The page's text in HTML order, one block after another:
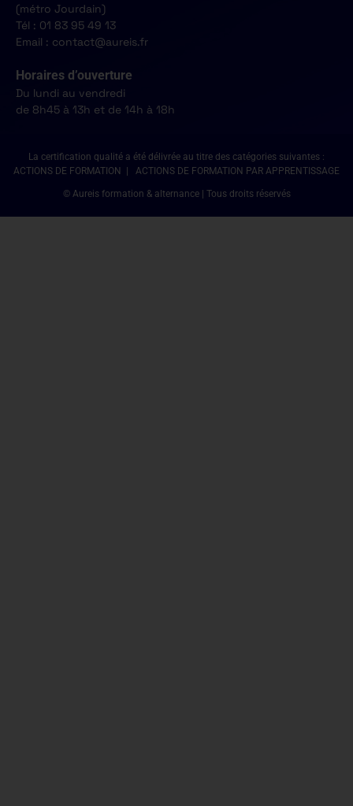
(métro Jourdain)
Tél : 01 83 95 49 13
Email : contact@aureis.fr
Horaires d’ouverture
Du lundi au vendredi
de 8h45 à 13h et de 14h à 18h
La certification qualité a été délivrée au titre des catégories suivantes :
ACTIONS DE FORMATION | ACTIONS DE FORMATION PAR APPRENTISSAGE
© Aureis formation & alternance | Tous droits réservés